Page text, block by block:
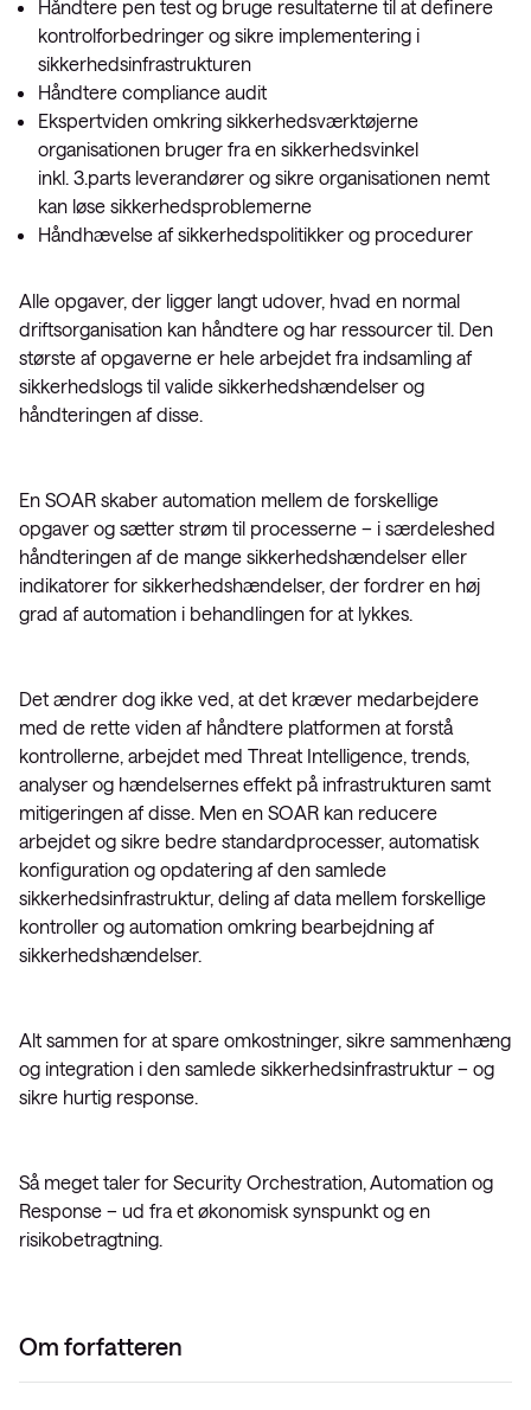
Håndtere pen test og bruge resultaterne til at definere
kontrolforbedringer og sikre implementering i
sikkerhedsinfrastrukturen
Håndtere compliance audit
Ekspertviden omkring sikkerhedsværktøjerne
organisationen bruger fra en sikkerhedsvinkel
inkl. 3.parts leverandører og sikre organisationen nemt
kan løse sikkerhedsproblemerne
Håndhævelse af sikkerhedspolitikker og procedurer
Alle opgaver, der ligger langt udover, hvad en normal
driftsorganisation kan håndtere og har ressourcer til. Den
største af opgaverne er hele arbejdet fra indsamling af
sikkerhedslogs til valide sikkerhedshændelser og
håndteringen af disse.
En SOAR skaber automation mellem de forskellige
opgaver og sætter strøm til processerne – i særdeleshed
håndteringen af de mange sikkerhedshændelser eller
indikatorer for sikkerhedshændelser, der fordrer en høj
grad af automation i behandlingen for at lykkes.
Det ændrer dog ikke ved, at det kræver medarbejdere
med de rette viden af håndtere platformen at forstå
kontrollerne, arbejdet med Threat Intelligence, trends,
analyser og hændelsernes effekt på infrastrukturen samt
mitigeringen af disse. Men en SOAR kan reducere
arbejdet og sikre bedre standardprocesser, automatisk
konfiguration og opdatering af den samlede
sikkerhedsinfrastruktur, deling af data mellem forskellige
kontroller og automation omkring bearbejdning af
sikkerhedshændelser.
Alt sammen for at spare omkostninger, sikre sammenhæng
og integration i den samlede sikkerhedsinfrastruktur – og
sikre hurtig response.
Så meget taler for Security Orchestration, Automation og
Response – ud fra et økonomisk synspunkt og en
risikobetragtning.
Om forfatteren